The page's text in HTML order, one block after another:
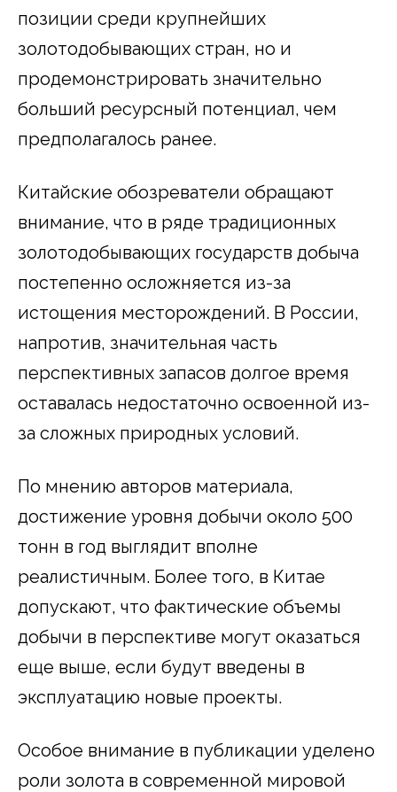
позиции среди крупнейших
золотодобывающих стран, но и
продемонстрировать значительно
больший ресурсный потенциал, чем
предполагалось ранее.
Китайские обозреватели обращают
внимание, что в ряде традиционных
золотодобывающих государств добыча
постепенно осложняется из-за
истощения месторождений. В России,
напротив, значительная часть
перспективных запасов долгое время
оставалась недостаточно освоенной из-
за сложных природных условий.
По мнению авторов материала,
достижение уровня добычи около 500
тонн в год выглядит вполне
реалистичным. Более того, в Китае
допускают, что фактические объемы
добычи в перспективе могут оказаться
еще выше, если будут введены в
эксплуатацию новые проекты.
Особое внимание в публикации уделено
роли золота в современной мировой